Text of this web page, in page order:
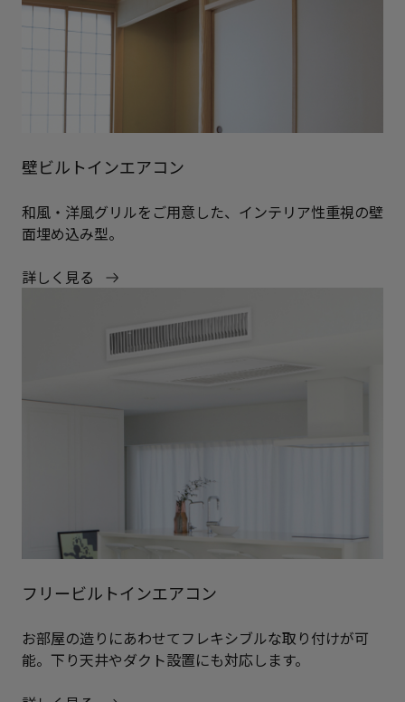
壁ビルトインエアコン
和風・洋風グリルをご用意した、インテリア性重視の壁
面埋め込み型。
詳しく見る
フリービルトインエアコン
お部屋の造りにあわせてフレキシブルな取り付けが可
能。下り天井やダクト設置にも対応します。